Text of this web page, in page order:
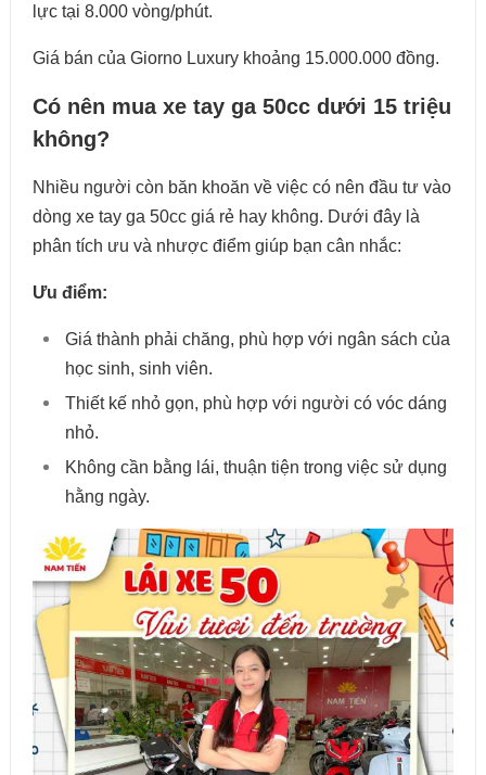
lực tại 8.000 vòng/phút.
Giá bán của Giorno Luxury khoảng 15.000.000 đồng.
Có nên mua xe tay ga 50cc dưới 15 triệu
không?
Nhiều người còn băn khoăn về việc có nên đầu tư vào
dòng xe tay ga 50cc giá rẻ hay không. Dưới đây là
phân tích ưu và nhược điểm giúp bạn cân nhắc:
Ưu điểm:
Giá thành phải chăng, phù hợp với ngân sách của
học sinh, sinh viên.
Thiết kế nhỏ gọn, phù hợp với người có vóc dáng
nhỏ.
Không cần bằng lái, thuận tiện trong việc sử dụng
hằng ngày.